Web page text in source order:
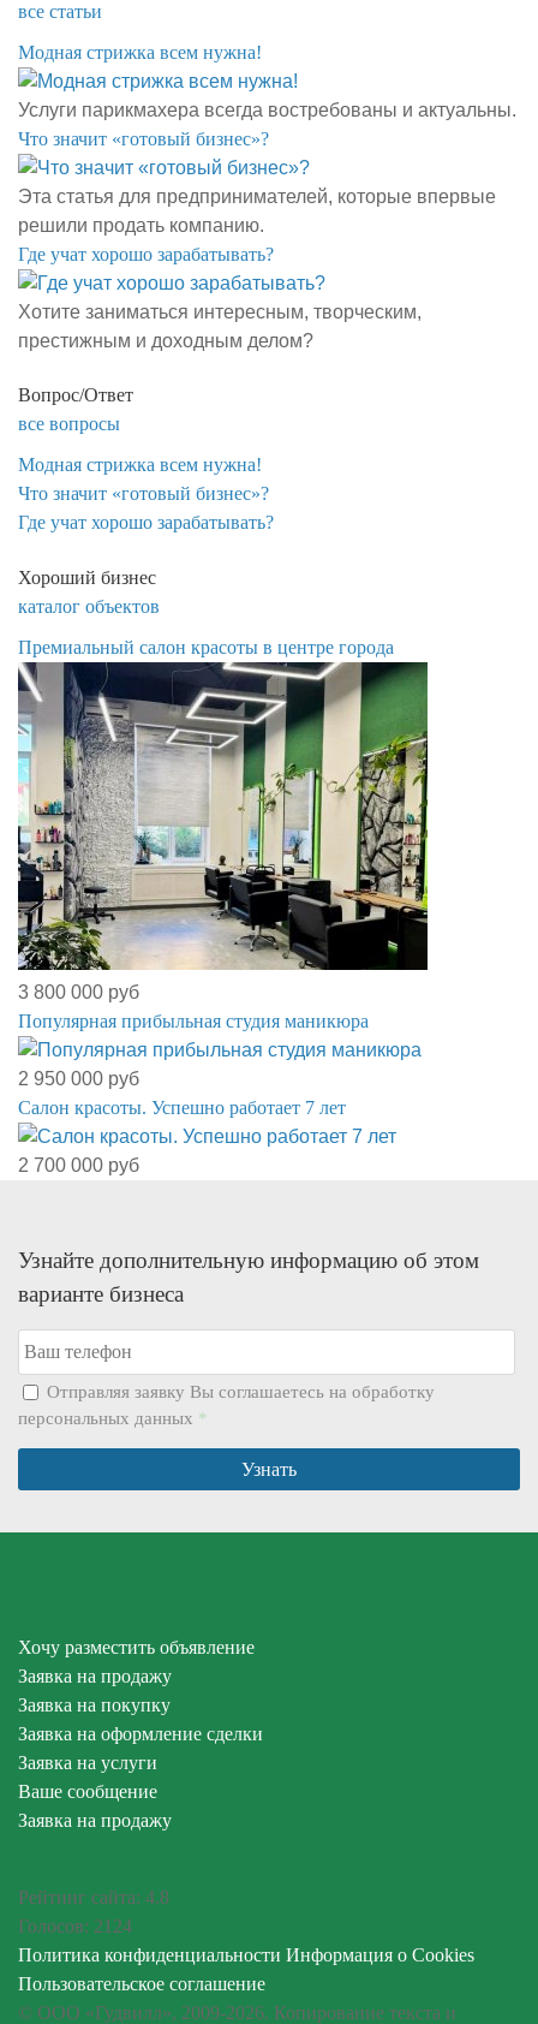
все статьи
Модная стрижка всем нужна!
Услуги парикмахера всегда востребованы и актуальны.
​Что значит «готовый бизнес»?
Эта статья для предпринимателей, которые впервые
решили продать компанию.
​Где учат хорошо зарабатывать?
Хотите заниматься интересным, творческим,
престижным и доходным делом?
Вопрос/Ответ
все вопросы
Модная стрижка всем нужна!
​Что значит «готовый бизнес»?
​Где учат хорошо зарабатывать?
Хороший бизнес
каталог объектов
Премиальный салон красоты в центре города
3 800 000 руб
Популярная прибыльная студия маникюра
2 950 000 руб
Салон красоты. Успешно работает 7 лет
2 700 000 руб
Узнайте дополнительную информацию об этом
варианте бизнеса
Отправляя заявку Вы соглашаетесь на обработку
персональных данных *
Хочу разместить объявление
Заявка на продажу
Заявка на покупку
Заявка на оформление сделки
Заявка на услуги
Ваше сообщение
Заявка на продажу
Рейтинг сайта: 4.8
Голосов: 2124
Политика конфиденциальности Информация о Cookies
Пользовательское соглашение
© ООО «Гудвилл», 2009-2026. Копирование текста и